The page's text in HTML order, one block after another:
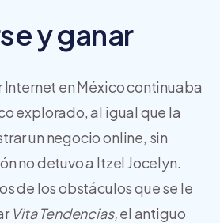
y ganar
Internet en México continuaba
explorado, al igual que la
un negocio online, sin
no detuvo a Itzel Jocelyn.
de los obstáculos que se le
Vita Tendencias,el antiguo